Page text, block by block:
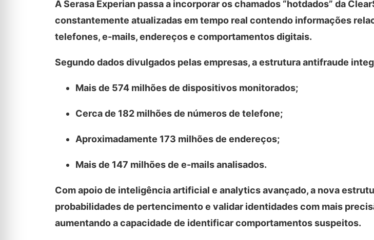
A Serasa Experian passa a incorporar os chamados “hotdados” da
constantemente atualizadas em tempo real contendo informações
telefones, e-mails, endereços e comportamentos digitais.
Segundo dados divulgados pelas empresas, a estrutura antifraude
Mais de 574 milhões de dispositivos monitorados;
Cerca de 182 milhões de números de telefone;
Aproximadamente 173 milhões de endereços;
Mais de 147 milhões de e-mails analisados.
Com apoio de inteligência artificial e analytics avançado, a nova
probabilidades de pertencimento e validar identidades com mais
aumentando a capacidade de identificar comportamentos suspeitos.